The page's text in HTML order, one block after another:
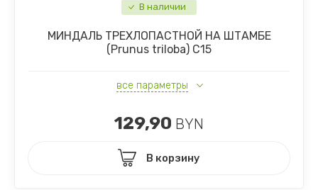
В наличии
МИНДАЛЬ ТРЕХЛОПАСТНОЙ НА ШТАМБЕ
(Prunus triloba) С15
все параметры
129,90 BYN
В корзину